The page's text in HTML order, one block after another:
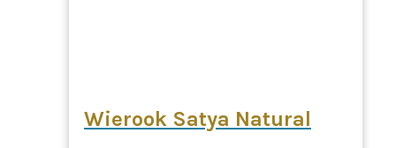
Wierook Satya Natural